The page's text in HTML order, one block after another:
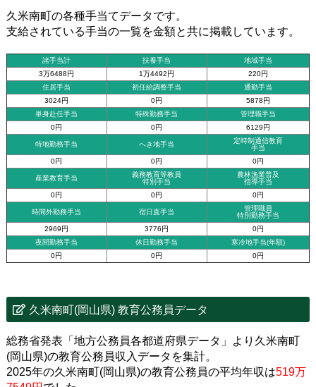
久米南町の各種手当てデータです。
支給されている手当の一覧を金額と共に掲載しています。
諸手当計 扶養手当
地域手当
3万6488円
1万4492円
220円
住居手当
初任給調整手当
通勤手当
3024円
0円
5878円
単身赴任手当
特殊勤務手当
管理職手当
0円
0円 6129円
特地勤務手当 へき地手当
定時制通信教育
手当
0円
0円 0円
産業教育手当
義務教育等教員
特別手当
農林漁業普及
指導手当
0円
0円 0円
時間外勤務手当 宿日直手当
管理職員
特別勤務手当
2969円
3776円
0円
夜間勤務手当
休日勤務手当
寒冷地手当(年額)
0円
0円 0円
久米南町(岡山県) 教育公務員データ
総務省発表「地方公務員各都道府県データ」より久米南町
(岡山県)の教育公務員収入データを集計。
2025年の久米南町(岡山県)の教育公務員の平均年収は519万